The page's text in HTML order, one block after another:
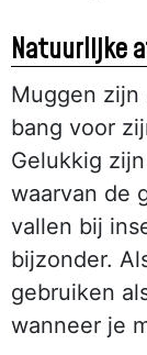
Natuurlijke
Muggen zijn
bang voor
Gelukkig
waarvan de
vallen bij
bijzonder.
gebruiken
wanneer je